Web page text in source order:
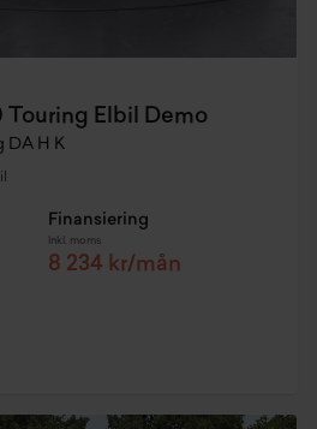
Touring Elbil Demo
DA H K
Finansiering
Inkl. moms
8 234 kr/mån